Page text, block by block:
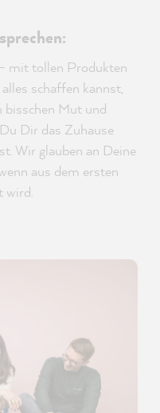
mit tollen Produkten
schaffen kannst,
Mut und
Dir das Zuhause
Wir glauben an Deine
aus dem ersten
wird.